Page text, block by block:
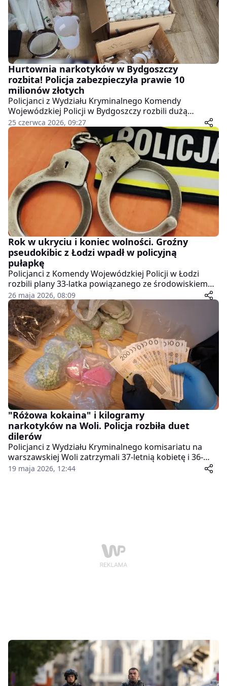
Hurtownia narkotyków w Bydgoszczy
rozbita! Policja zabezpieczyła prawie 10
milionów złotych
Policjanci z Wydziału Kryminalnego Komendy
Wojewódzkiej Policji w Bydgoszczy rozbili dużą
hurtownię narkotyków. W mieszkaniu na jednym z
osiedli zabezpieczyli ogromne ilości środków
odurzających o czarnorynkowej wartości blisko 10
milionów złotych.
25 czerwca 2026, 09:27
Rok w ukryciu i koniec wolności. Groźny
pseudokibic z Łodzi wpadł w policyjną
pułapkę
Policjanci z Komendy Wojewódzkiej Policji w Łodzi
rozbili plany 33-latka powiązanego ze środowiskiem
pseudokibiców, który od 2025 roku ukrywał się przed
wymiarem sprawiedliwości.
26 maja 2026, 08:09
"Różowa kokaina" i kilogramy
narkotyków na Woli. Policja rozbiła duet
dilerów
Policjanci z Wydziału Kryminalnego komisariatu na
warszawskiej Woli zatrzymali 37-letnią kobietę i 36-
letniego mężczyznę, którzy przechowywali w swoich
mieszkaniach ogromne ilości różnych narkotyków, w
19 maja 2026, 12:44